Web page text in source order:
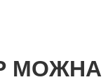
МОЖНА